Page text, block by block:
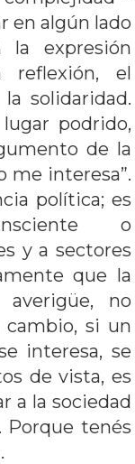
en algún lado
expresión
reflexión, el
solidaridad.
podrido,
de la
me interesa”.
política; es
o
y a sectores
que la
no
cambio, si un
interesa, se
de vista, es
a la sociedad
Porque tenés